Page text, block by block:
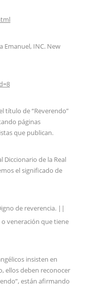
Emanuel, INC. New
título de “Reverendo”
páginas
que publican.
Diccionario de la Real
el significado de
de reverencia. ||
o veneración que tiene
insisten en
ellos deben reconocer
están afirmando